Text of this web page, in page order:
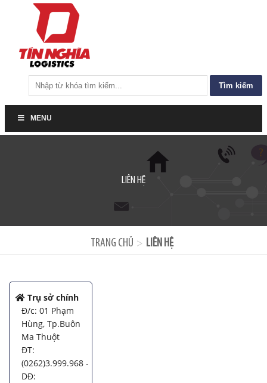
kiếm
MENU
LIÊN HỆ
TRANG CHỦ > LIÊN HỆ
Trụ sở chính
Đ/c: 01 Phạm
Hùng, Tp.Buôn
Ma Thuột
ĐT:
(0262)3.999.968 -
DĐ: